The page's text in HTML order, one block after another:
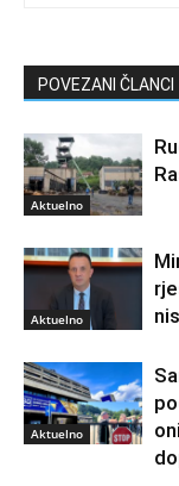
POVEZANI ČLANCI
Aktuelno
Aktuelno
Aktuelno